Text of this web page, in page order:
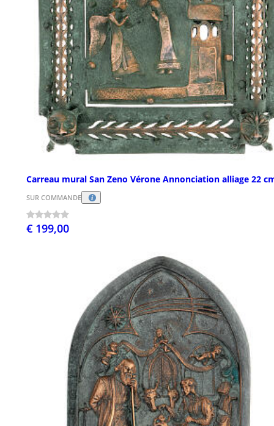
Carreau mural San Zeno Vérone Annonciation alliage 22
SUR COMMANDE
€ 199,00